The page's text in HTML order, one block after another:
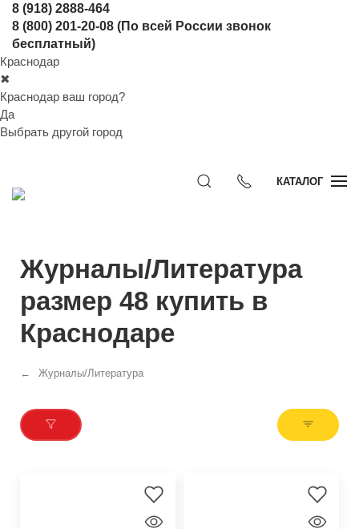
8 (918) 2888-464
8 (800) 201-20-08 (По всей России звонок
бесплатный)
Краснодар
✖
Краснодар ваш город?
Да
Выбрать другой город
КАТАЛОГ
Журналы/Литература
размер 48 купить в
Краснодаре
Журналы/Литература